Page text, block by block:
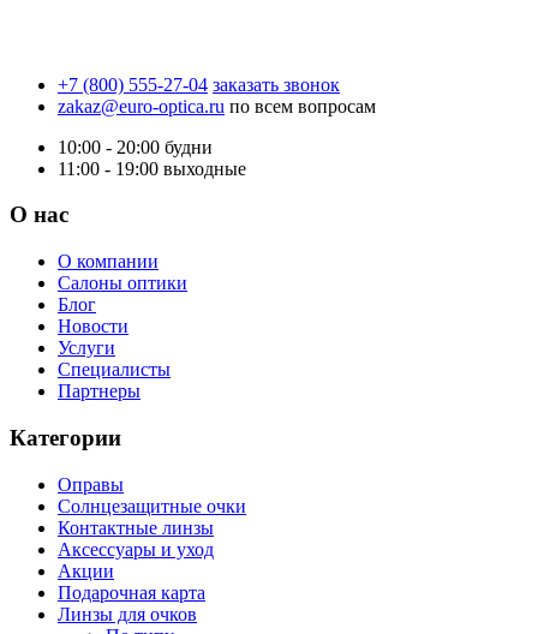
+7 (800) 555-27-04 заказать звонок
zakaz@euro-optica.ru по всем вопросам
10:00 - 20:00 будни
11:00 - 19:00 выходные
О нас
О компании
Салоны оптики
Блог
Новости
Услуги
Специалисты
Партнеры
Категории
Оправы
Солнцезащитные очки
Контактные линзы
Аксессуары и уход
Акции
Подарочная карта
Линзы для очков